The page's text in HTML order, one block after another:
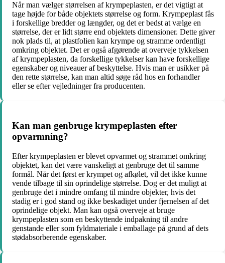
Når man vælger størrelsen af krympeplasten, er det vigtigt at
tage højde for både objektets størrelse og form. Krympeplast fås
i forskellige bredder og længder, og det er bedst at vælge en
størrelse, der er lidt større end objektets dimensioner. Dette giver
nok plads til, at plastfolien kan krympe og stramme ordentligt
omkring objektet. Det er også afgørende at overveje tykkelsen
af krympeplasten, da forskellige tykkelser kan have forskellige
egenskaber og niveauer af beskyttelse. Hvis man er usikker på
den rette størrelse, kan man altid søge råd hos en forhandler
eller se efter vejledninger fra producenten.
Kan man genbruge krympeplasten efter
opvarmning?
Efter krympeplasten er blevet opvarmet og strammet omkring
objektet, kan det være vanskeligt at genbruge det til samme
formål. Når det først er krympet og afkølet, vil det ikke kunne
vende tilbage til sin oprindelige størrelse. Dog er det muligt at
genbruge det i mindre omfang til mindre objekter, hvis det
stadig er i god stand og ikke beskadiget under fjernelsen af det
oprindelige objekt. Man kan også overveje at bruge
krympeplasten som en beskyttende indpakning til andre
genstande eller som fyldmateriale i emballage på grund af dets
stødabsorberende egenskaber.